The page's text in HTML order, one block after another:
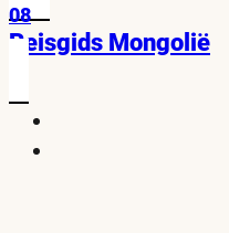
08
Reisgids Mongolië